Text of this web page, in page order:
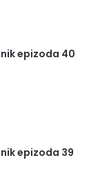
epizoda 40
epizoda 39